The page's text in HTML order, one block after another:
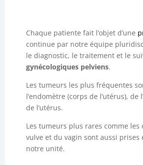
Chaque patiente fait l’objet d’une
continue par notre équipe
le diagnostic, le traitement et le
gynécologiques pelviens.
Les tumeurs les plus fréquentes
l’endomètre (corps de l’utérus), de
de l’utérus.
Les tumeurs plus rares comme les
vulve et du vagin sont aussi prises
notre unité.